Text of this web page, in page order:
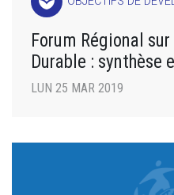
Forum Régional
Durable : synthèse
LUN 25 MAR 2019